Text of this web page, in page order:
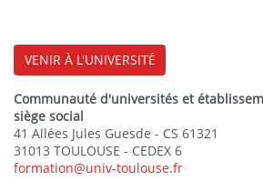
VENIR À L'UNIVERSITÉ
Communauté d'universités et
siège social
41 Allées Jules Guesde - CS 61321
31013 TOULOUSE - CEDEX 6
formation@univ-toulouse.fr